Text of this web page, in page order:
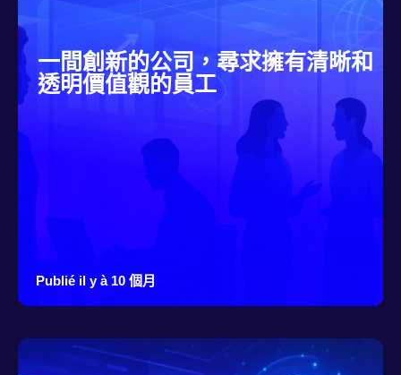
一間創新的公司，尋求擁有清晰和
透明價值觀的員工
Publié il y à 10 個月